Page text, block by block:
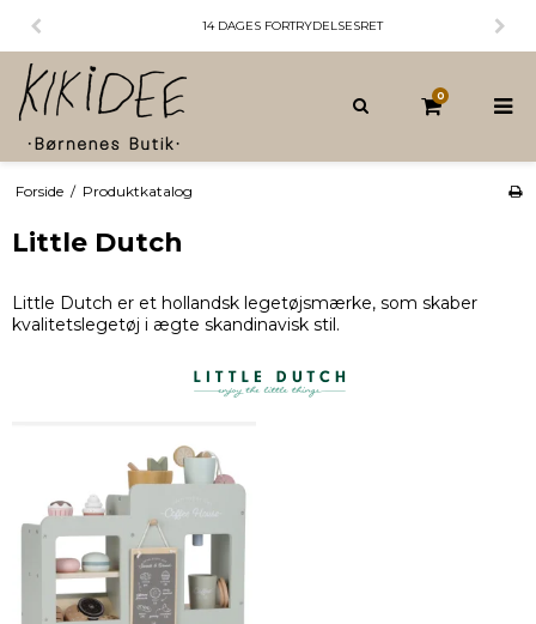
14 DAGES FORTRYDELSESRET
0
Forside / Produktkatalog
Little Dutch
Little Dutch er et hollandsk legetøjsmærke, som skaber
kvalitetslegetøj i ægte skandinavisk stil.